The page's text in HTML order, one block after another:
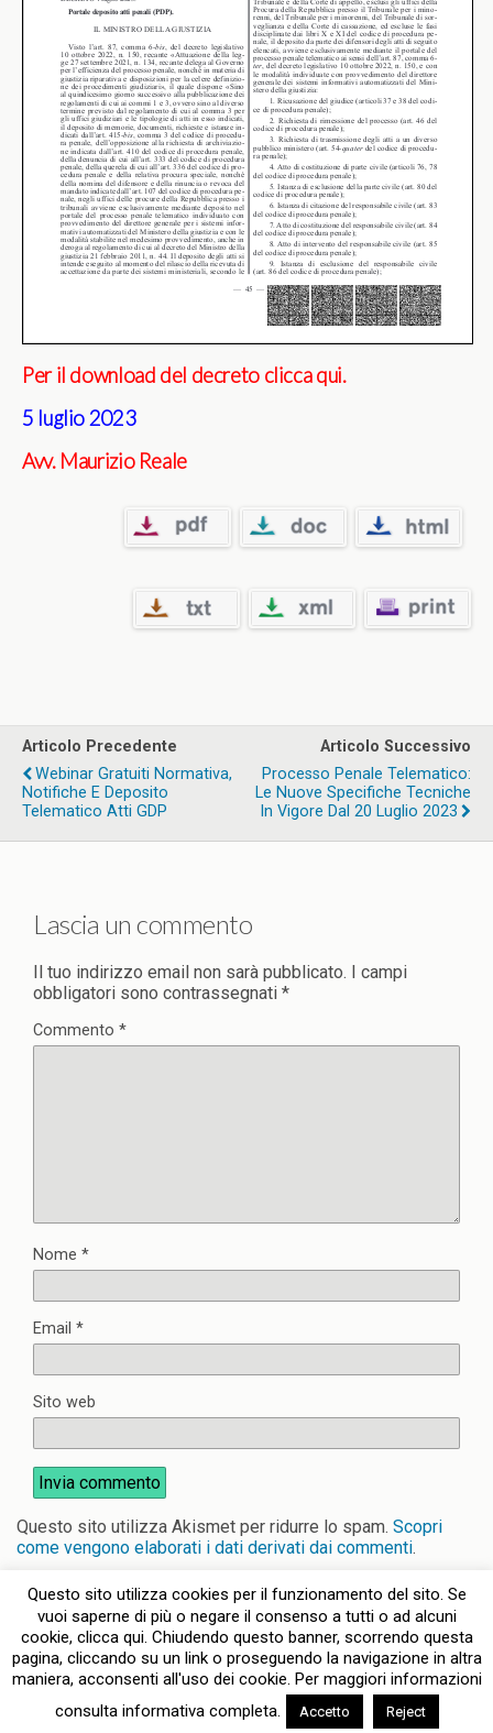
Per il download del decreto clicca qui.
5 luglio 2023
Avv. Maurizio Reale
Articolo Precedente
Webinar Gratuiti Normativa,
Notifiche E Deposito
Telematico Atti GDP
Articolo Successivo
Processo Penale Telematico:
Le Nuove Specifiche Tecniche
In Vigore Dal 20 Luglio 2023
Lascia un commento
Il tuo indirizzo email non sarà pubblicato. I campi
obbligatori sono contrassegnati *
Commento *
Nome *
Email *
Sito web
Questo sito utilizza Akismet per ridurre lo spam. Scopri
come vengono elaborati i dati derivati dai commenti.
Torna su
Dispositivo Portatile Pc Desktop
Questo sito utilizza cookies per il funzionamento del sito. Se
vuoi saperne di più o negare il consenso a tutti o ad alcuni
cookie, clicca qui. Chiudendo questo banner, scorrendo questa
pagina, cliccando su un link o proseguendo la navigazione in altra
maniera, acconsenti all'uso dei cookie. Per maggiori informazioni
consulta informativa completa.
Accetto Reject